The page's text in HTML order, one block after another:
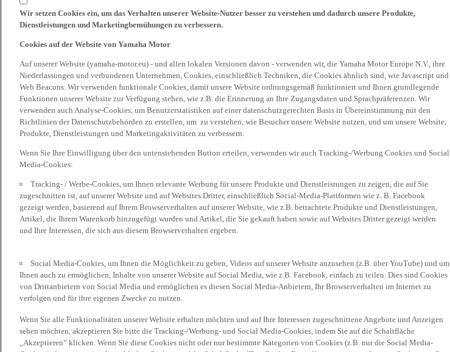
Wir setzen Cookies ein, um das Verhalten unserer Website-Nutzer besser zu verstehen und dadurch unsere Produkte,
Dienstleistungen und Marketingbemühungen zu verbessern.
Cookies auf der Website von Yamaha Motor
Auf unserer Website (yamaha-motor.eu) - und allen lokalen Versionen davon - verwenden wir, die Yamaha Motor Europe N.V., ihre
Niederlassungen und verbundenen Unternehmen, Cookies, einschließlich Techniken, die Cookies ähnlich sind, wie Javascript und
Web Beacons. Wir verwenden funktionale Cookies, damit unsere Website ordnungsgemäß funktioniert und Ihnen grundlegende
Funktionen unserer Website zur Verfügung stehen, wie z.B. die Erinnerung an Ihre Zugangsdaten und Sprachpräferenzen. Wir
verwenden auch Analyse-Cookies, um Benutzerstatistiken auf einer datenschutzgerechten Basis in Übereinstimmung mit den
Richtlinien der Datenschutzbehörden zu erstellen, um zu verstehen, wie Besucher unsere Website nutzen, und um unsere Website,
Produkte, Dienstleistungen und Marketingaktivitäten zu verbessern.
Wenn Sie Ihre Einwilligung über den untenstehenden Button erteilen, verwenden wir auch Tracking-/Werbung Cookies und Social
Media-Cookies:
Tracking- / Werbe-Cookies, um Ihnen relevante Werbung für unsere Produkte und Dienstleistungen zu zeigen, die auf Sie
zugeschnitten ist, auf unserer Website und auf Websites Dritter, einschließlich Social-Media-Plattformen wie z. B. Facebook
gezeigt werden, basierend auf Ihrem Browserverhalten auf unserer Website, wie z.B. betrachtete Produkte und Dienstleistungen,
Artikel, die Ihrem Warenkorb hinzugefügt wurden und Artikel, die Sie gekauft haben sowie auf Websites Dritter gezeigt werden
und Ihre Interessen, die sich aus diesem Browserverhalten ergeben.
Social Media-Cookies, um Ihnen die Möglichkeit zu geben, Videos auf unserer Website anzusehen (z.B. über YouTube) und um
Ihnen auch zu ermöglichen, Inhalte von unserer Website auf Social Media, wie z.B. Facebook, einfach zu teilen. Dies sind Cookies
von Drittanbietern von Social Media und ermöglichen es diesen Social Media-Anbietern, Ihr Browserverhalten im Internet zu
verfolgen und für ihre eigenen Zwecke zu nutzen.
Wenn Sie alle Funktionalitäten unserer Website erhalten möchten und auf Ihre Interessen zugeschnittene Angebote und Anzeigen
sehen möchten, akzeptieren Sie bitte die Tracking-/Werbung- und Social Media-Cookies, indem Sie auf die Schaltfläche
„Akzeptieren“ klicken. Wenn Sie diese Cookies nicht oder nur bestimmte Kategorien von Cookies (z.B. nur die Social Media-